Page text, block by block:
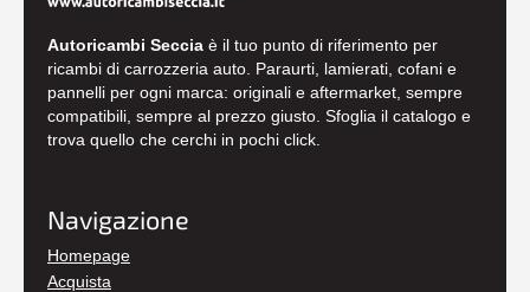
Autoricambi Seccia è il tuo punto di riferimento per
ricambi di carrozzeria auto. Paraurti, lamierati, cofani e
pannelli per ogni marca: originali e aftermarket, sempre
compatibili, sempre al prezzo giusto. Sfoglia il catalogo e
trova quello che cerchi in pochi click.
Navigazione
Homepage
Acquista